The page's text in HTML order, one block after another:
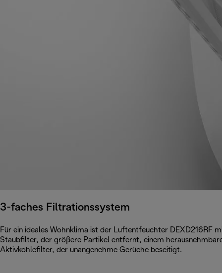
3-faches Filtrationssystem
Für ein ideales Wohnklima ist der Luftentfeuchter DEXD216RF
Staubfilter, der größere Partikel entfernt, einem
Aktivkohlefilter, der unangenehme Gerüche beseitigt.